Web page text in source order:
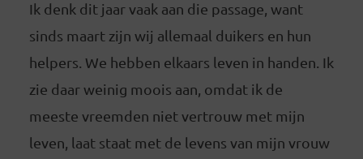
Ik denk dit jaar vaak aan die passage, want
sinds maart zijn wij allemaal duikers en hun
helpers. We hebben elkaars leven in handen. Ik
zie daar weinig moois aan, omdat ik de
meeste vreemden niet vertrouw met mijn
leven, laat staat met de levens van mijn vrouw